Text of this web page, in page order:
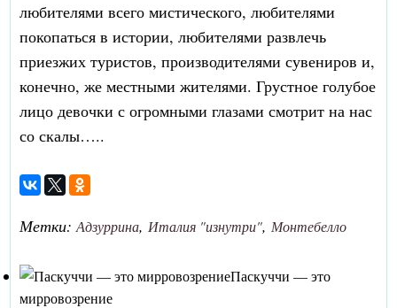
любителями всего мистического, любителями
покопаться в истории, любителями развлечь
приезжих туристов, производителями сувениров и,
конечно, же местными жителями. Грустное голубое
лицо девочки с огромными глазами смотрит на нас
со скалы…..
Метки:Адзуррина,Италия "изнутри",Монтебелло
Паскуччи — это
мирровозрение